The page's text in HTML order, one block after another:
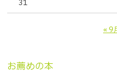
31
« 9
お薦めの本